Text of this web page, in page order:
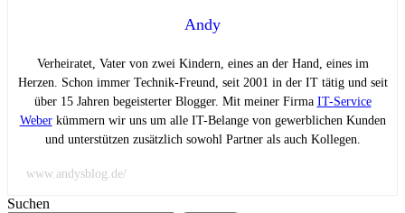
Andy
Verheiratet, Vater von zwei Kindern, eines an der Hand, eines im
Herzen. Schon immer Technik-Freund, seit 2001 in der IT tätig und seit
über 15 Jahren begeisterter Blogger. Mit meiner Firma IT-Service
Weberkümmern wir uns um alle IT-Belange von gewerblichen Kunden
und unterstützen zusätzlich sowohl Partner als auch Kollegen.
www.andysblog.de/
Suchen